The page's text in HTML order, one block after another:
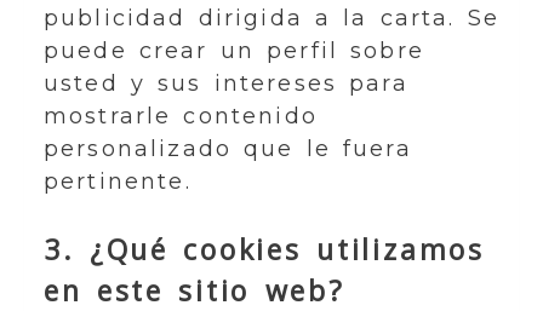
publicidad dirigida a la carta. Se
puede crear un perfil sobre
usted y sus intereses para
mostrarle contenido
personalizado que le fuera
pertinente.
3. ¿Qué cookies utilizamos
en este sitio web?